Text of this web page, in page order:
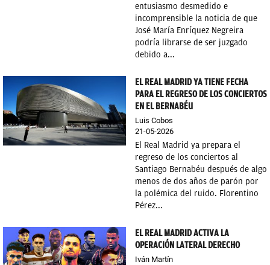
entusiasmo desmedido e
incomprensible la noticia de que
José María Enríquez Negreira
podría librarse de ser juzgado
debido a...
EL REAL MADRID YA TIENE FECHA
PARA EL REGRESO DE LOS CONCIERTOS
EN EL BERNABÉU
Luis Cobos
21-05-2026
El Real Madrid ya prepara el
regreso de los conciertos al
Santiago Bernabéu después de algo
menos de dos años de parón por
la polémica del ruido. Florentino
Pérez...
EL REAL MADRID ACTIVA LA
OPERACIÓN LATERAL DERECHO
Iván Martín